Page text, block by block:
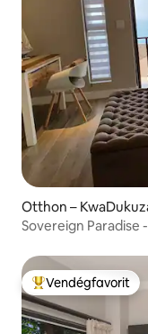
Otthon –
Sovereign Paradise
Kiemelt
Vendégfavorit